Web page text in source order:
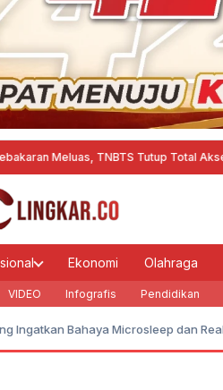
TNBTS Tutup Total Akses Wisata
Ekonomi Olahraga
VIDEO Infografis Pendidikan
Ingatkan Bahaya Microsleep dan